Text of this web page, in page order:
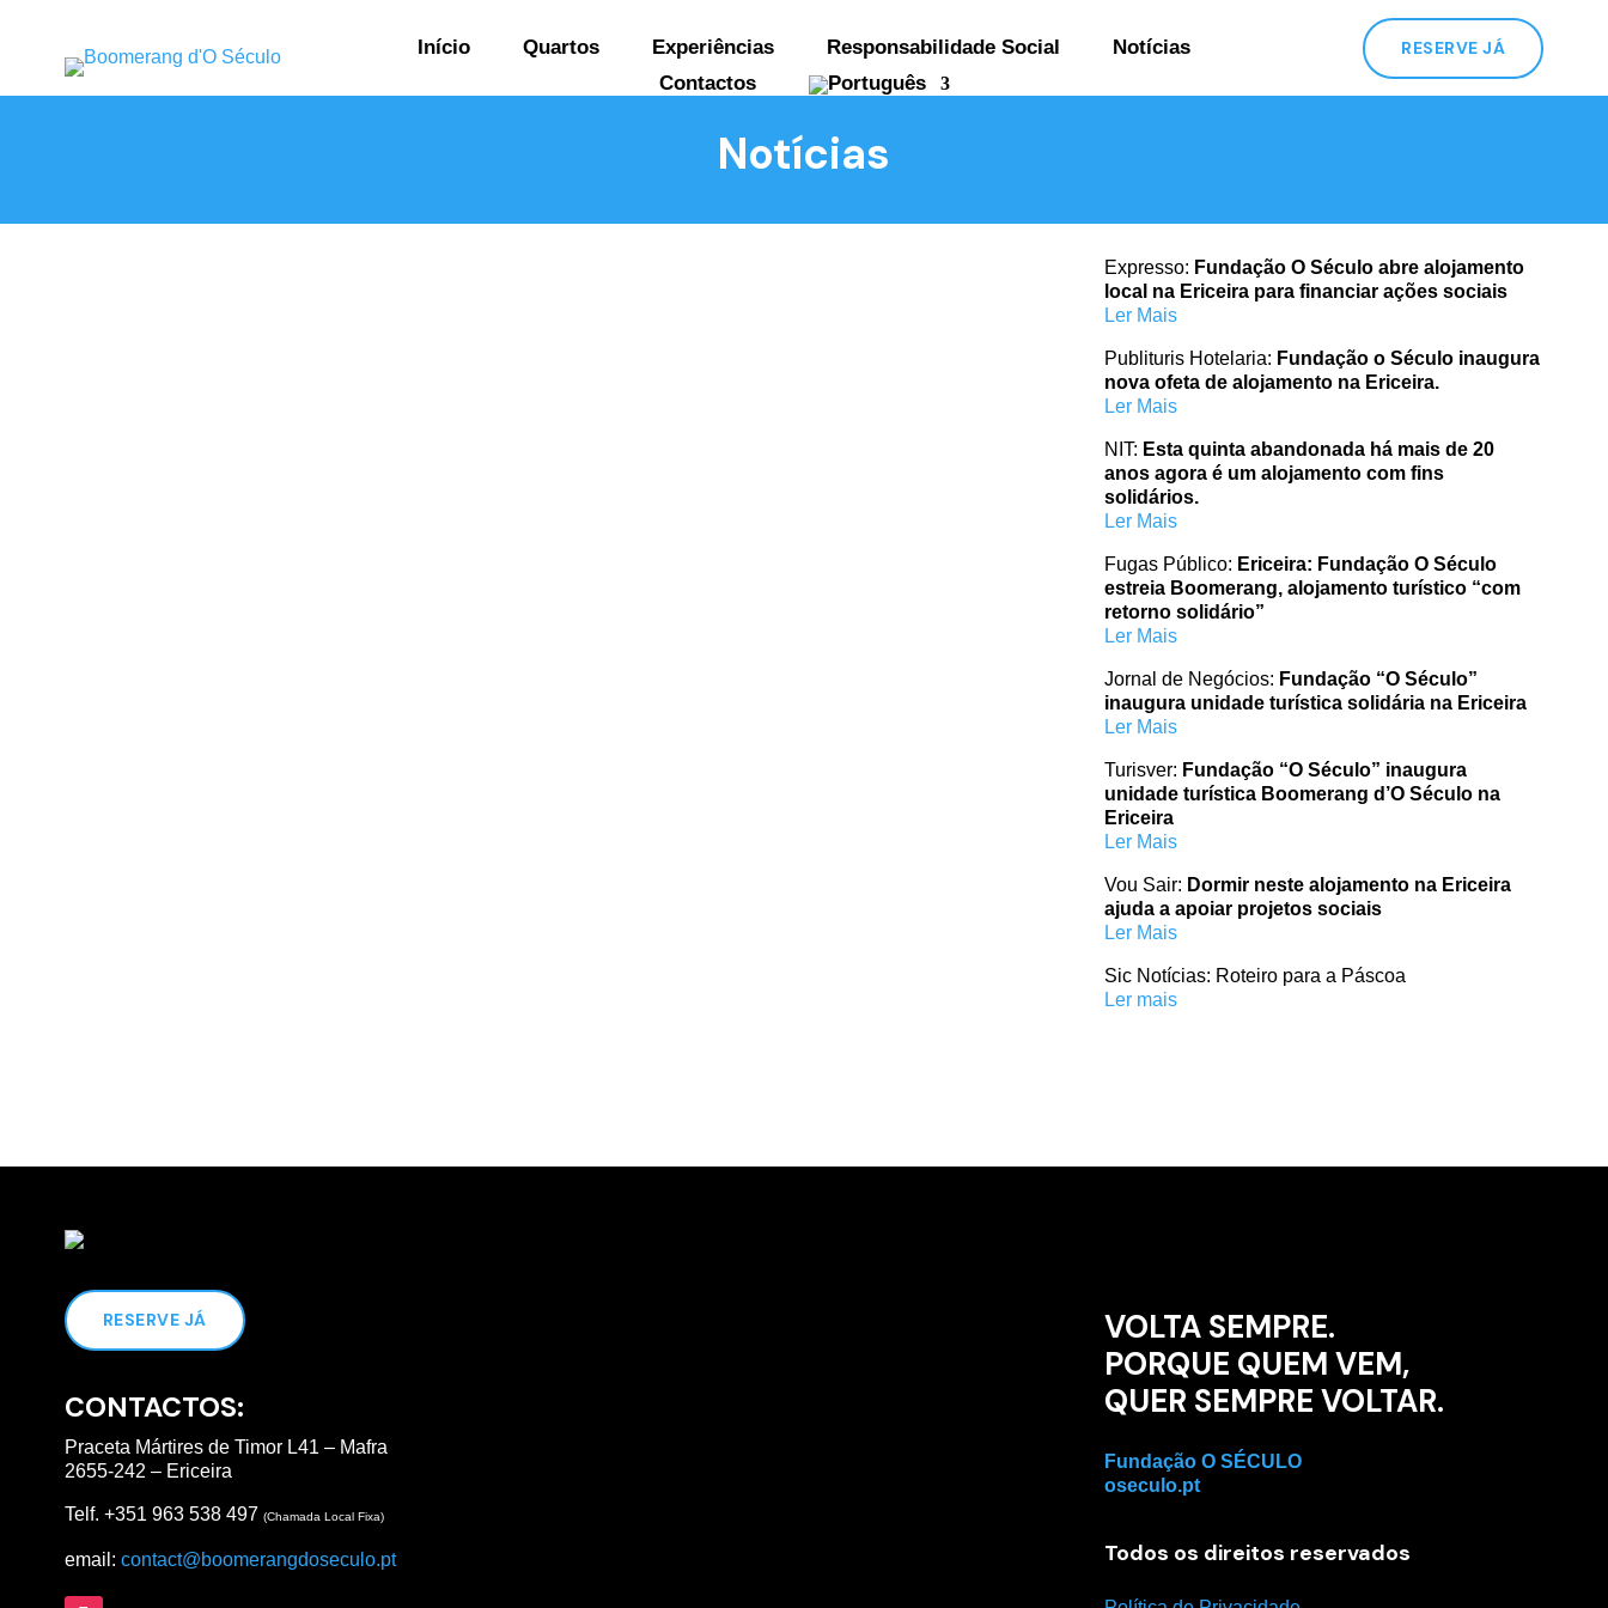
Início Quartos Experiências Responsabilidade Social
Notícias
Contactos
RESERVE JÁ
Notícias
Expresso: Fundação O Século abre alojamento
local na Ericeira para financiar ações sociais
Ler Mais
Publituris Hotelaria: Fundação o Século inaugura
nova ofeta de alojamento na Ericeira.
Ler Mais
NIT: Esta quinta abandonada há mais de 20
anos agora é um alojamento com fins
solidários.
Ler Mais
Fugas Público: Ericeira: Fundação O Século
estreia Boomerang, alojamento turístico “com
retorno solidário”
Ler Mais
Jornal de Negócios: Fundação “O Século”
inaugura unidade turística solidária na Ericeira
Ler Mais
Turisver: Fundação “O Século” inaugura
unidade turística Boomerang d’O Século na
Ericeira
Ler Mais
Vou Sair: Dormir neste alojamento na Ericeira
ajuda a apoiar projetos sociais
Ler Mais
Sic Notícias: Roteiro para a Páscoa
Ler mais
RESERVE JÁ
CONTACTOS:
Praceta Mártires de Timor L41 – Mafra
2655-242 – Ericeira
Telf. +351 963 538 497 (Chamada Local Fixa)
email: contact@boomerangdoseculo.pt
VOLTA SEMPRE.
PORQUE QUEM VEM,
QUER SEMPRE VOLTAR.
Fundação O SÉCULO
oseculo.pt
Todos os direitos reservados